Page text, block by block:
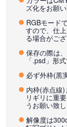
ズ化をお願い
RGBモード
すので、仕
る場合がご
保存の際は
「.psd」形
必ず外枠(黒
内枠(赤点線
リギリに重
うお願い致し
解像度は